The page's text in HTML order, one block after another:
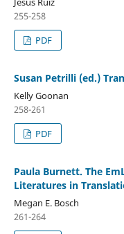
255-258
PDF
Susan Petrilli (ed.)
Kelly Goonan
258-261
PDF
Paula Burnett. The
Literatures in
Megan E. Bosch
261-264